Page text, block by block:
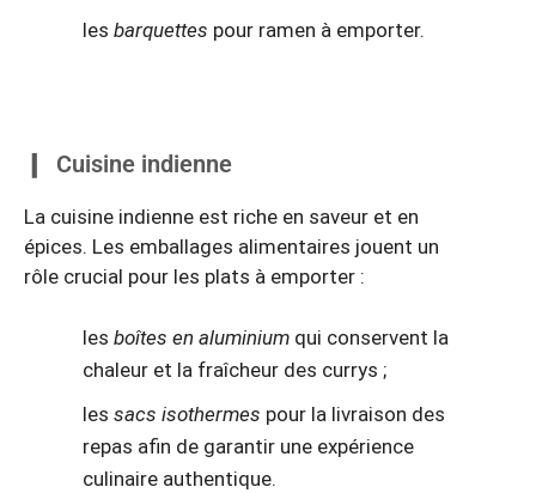
les barquettes pour ramen à emporter.
Cuisine indienne
La cuisine indienne est riche en saveur et en
épices. Les emballages alimentaires jouent un
rôle crucial pour les plats à emporter :
les boîtes en aluminium qui conservent la
chaleur et la fraîcheur des currys ;
les sacs isothermes pour la livraison des
repas afin de garantir une expérience
culinaire authentique.